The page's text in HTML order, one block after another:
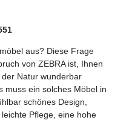
aus? Diese Frage
von ZEBRA ist, Ihnen
Natur wunderbar
muss ein solches Möbel in
schönes Design,
Pflege, eine hohe